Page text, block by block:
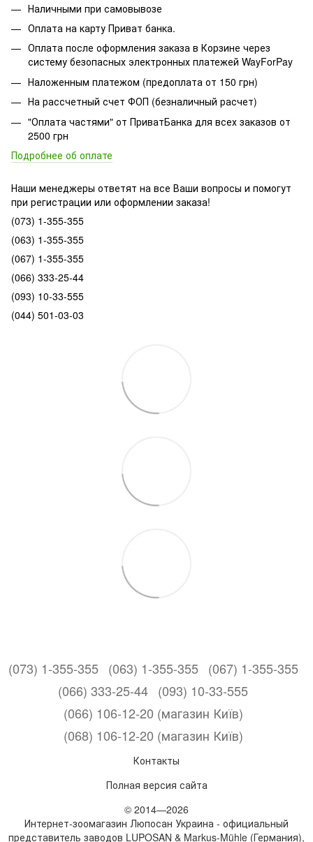
Наличными при самовывозе
Оплата на карту Приват банка.
Оплата после оформления заказа в Корзине через
систему безопасных электронных платежей WayForPay
Наложенным платежом (предоплата от 150 грн)
На рассчетный счет ФОП (безналичный расчет)
"Оплата частями" от ПриватБанка для всех заказов от
2500 грн
Подробнее об оплате
Наши менеджеры ответят на все Ваши вопросы и помогут
при регистрации или оформлении заказа!
(073) 1-355-355
(063) 1-355-355
(067) 1-355-355
(066) 333-25-44
(093) 10-33-555
(044) 501-03-03
(073) 1-355-355 (063) 1-355-355 (067) 1-355-355
(066) 333-25-44 (093) 10-33-555
(066) 106-12-20 (магазин Київ)
(068) 106-12-20 (магазин Київ)
Контакты
Полная версия сайта
© 2014—2026
Интернет-зоомагазин Люпосан Украина - официальный
представитель заводов LUPOSAN & Markus-Mühle (Германия),